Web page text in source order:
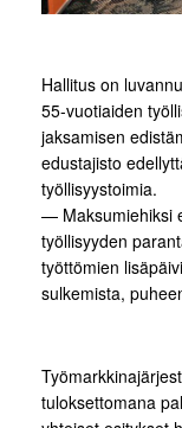
Hallitus on
55-vuotiaiden
jaksamisen
edustajisto
työllisyystoimia.
— Maksumiehiksi
työllisyyden
työttömien
sulkemista,
tuloksettomana